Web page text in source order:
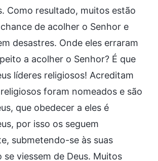
Como resultado, muitos estão
de acolher o Senhor e
desastres. Onde eles erraram
a acolher o Senhor? É que
líderes religiosos! Acreditam
foram nomeados e são
que obedecer a eles é
por isso os seguem
submetendo-se às suas
se viessem de Deus. Muitos